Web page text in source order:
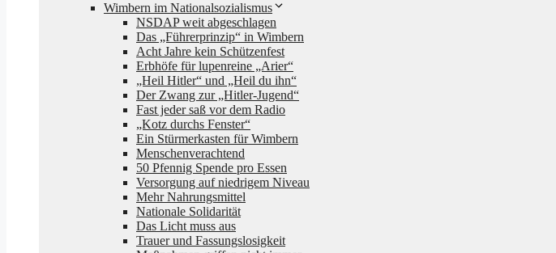
Wimbern im Nationalsozialismus
NSDAP weit abgeschlagen
Das „Führerprinzip“ in Wimbern
Acht Jahre kein Schützenfest
Erbhöfe für lupenreine „Arier“
„Heil Hitler“ und „Heil du ihn“
Der Zwang zur „Hitler-Jugend“
Fast jeder saß vor dem Radio
„Kotz durchs Fenster“
Ein Stürmerkasten für Wimbern
Menschenverachtend
50 Pfennig Spende pro Essen
Versorgung auf niedrigem Niveau
Mehr Nahrungsmittel
Nationale Solidarität
Das Licht muss aus
Trauer und Fassungslosigkeit